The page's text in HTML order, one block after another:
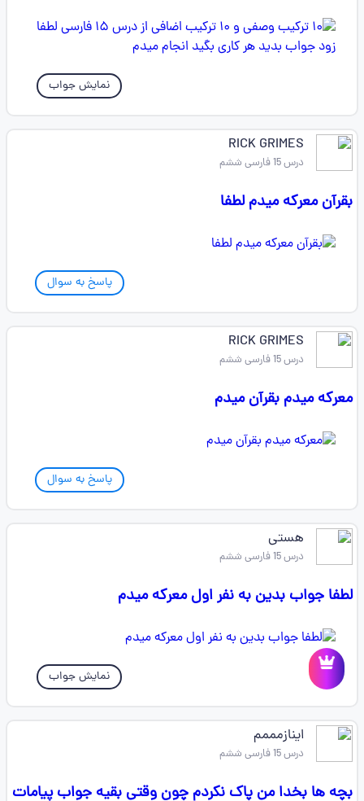
نمایش جواب
RICK GRIMES
درس 15 فارسی ششم
بقرآن معرکه میدم لطفا
پاسخ به سوال
RICK GRIMES
درس 15 فارسی ششم
معرکه میدم بقرآن میدم
پاسخ به سوال
هستی
درس 15 فارسی ششم
لطفا جواب بدین به نفر اول معرکه میدم
نمایش جواب
اینازمممم
درس 15 فارسی ششم
بچه ها بخدا من پاک نکردم چون وقتی بقیه جواب پیامات